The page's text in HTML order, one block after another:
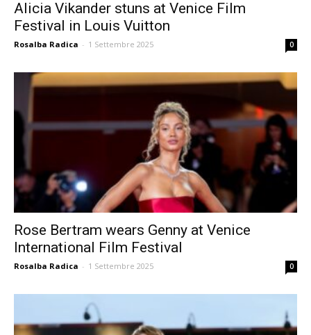
Alicia Vikander stuns at Venice Film
Festival in Louis Vuitton
Rosalba Radica - 1 Settembre 2025 0
Rose Bertram wears Genny at Venice
International Film Festival
Rosalba Radica - 1 Settembre 2025 0